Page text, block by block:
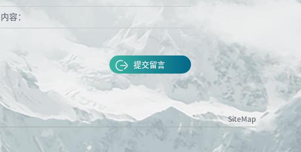
内容：
提交留言
SiteMap